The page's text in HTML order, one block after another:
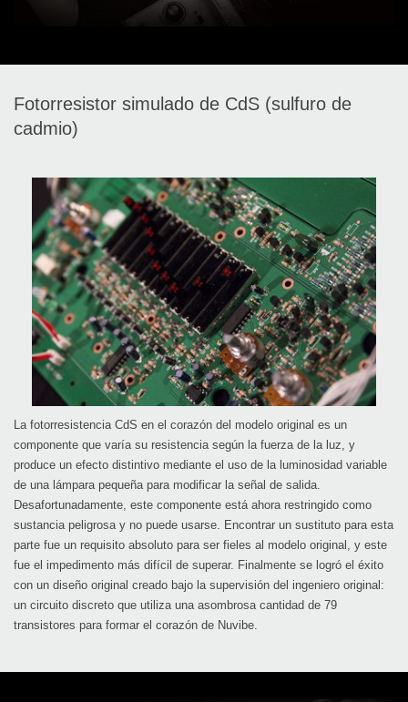
Fotorresistor simulado de CdS (sulfuro de
cadmio)
La fotorresistencia CdS en el corazón del modelo original es un
componente que varía su resistencia según la fuerza de la luz, y
produce un efecto distintivo mediante el uso de la luminosidad variable
de una lámpara pequeña para modificar la señal de salida.
Desafortunadamente, este componente está ahora restringido como
sustancia peligrosa y no puede usarse. Encontrar un sustituto para esta
parte fue un requisito absoluto para ser fieles al modelo original, y este
fue el impedimento más difícil de superar. Finalmente se logró el éxito
con un diseño original creado bajo la supervisión del ingeniero original:
un circuito discreto que utiliza una asombrosa cantidad de 79
transistores para formar el corazón de Nuvibe.